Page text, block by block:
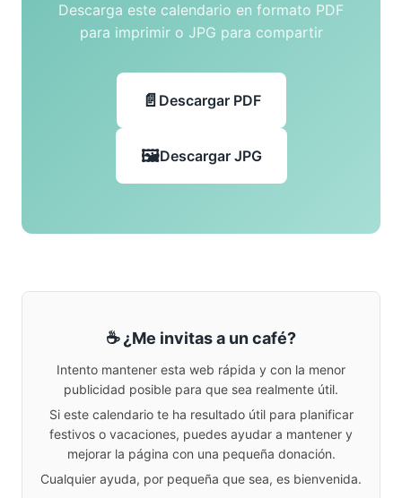
Descarga este calendario en formato PDF
para imprimir o JPG para compartir
Descargar PDF
Descargar JPG
☕ ¿Me invitas a un café?
Intento mantener esta web rápida y con la menor
publicidad posible para que sea realmente útil.
Si este calendario te ha resultado útil para planificar
festivos o vacaciones, puedes ayudar a mantener y
mejorar la página con una pequeña donación.
Cualquier ayuda, por pequeña que sea, es bienvenida.